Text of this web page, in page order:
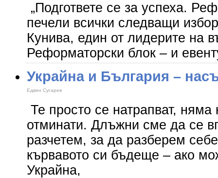
„Подгответе се за успеха.
печели всички следващи
Кунива, един от лидерите на
Реформаторски блок – и
Украйна и България –
Едвин Сугарев
Те просто се натрапват, няма
отминати. Длъжни сме да се
разчетем, за да разберем
кървавото си бъдеще – ако
Украйна,